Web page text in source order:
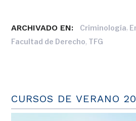
ARCHIVADO EN: Criminología,
Facultad de Derecho, TFG
CURSOS DE VERANO